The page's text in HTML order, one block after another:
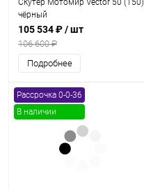
Скутер Мотомир Vector 50 (150)
чёрный
105 534 ₽/ шт
106 600 ₽
Подробнее
Рассрочка 0-0-36
В наличии